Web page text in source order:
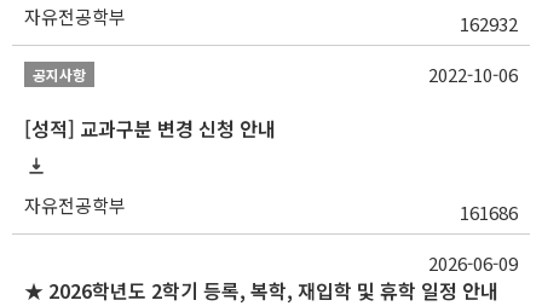
자유전공학부 162932
공지사항
[성적] 교과구분 변경 신청 안내
자유전공학부 161686
2022-10-06
★ 2026학년도 2학기 등록, 복학, 재입학 및 휴학 일정 안내
2026-06-09